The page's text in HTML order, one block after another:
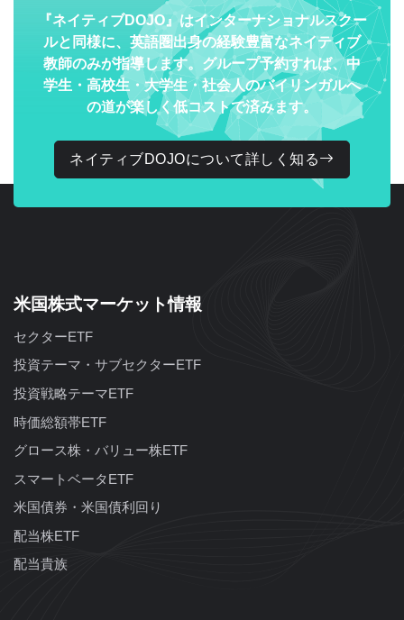
『ネイティブDOJO』はインターナショナルスクー
ルと同様に、英語圏出身の経験豊富なネイティブ
教師のみが指導します。グループ予約すれば、中
学生・高校生・大学生・社会人のバイリンガルへ
の道が楽しく低コストで済みます。
ネイティブDOJOについて詳しく知る
米国株式マーケット情報
セクターETF
投資テーマ・サブセクターETF
投資戦略テーマETF
時価総額帯ETF
グロース株・バリュー株ETF
スマートベータETF
米国債券・米国債利回り
配当株ETF
配当貴族